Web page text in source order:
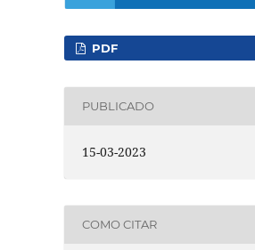
PDF
PUBLICADO
15-03-2023
COMO CITAR